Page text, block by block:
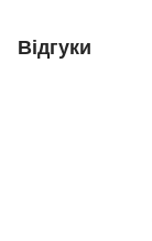
Відгуки